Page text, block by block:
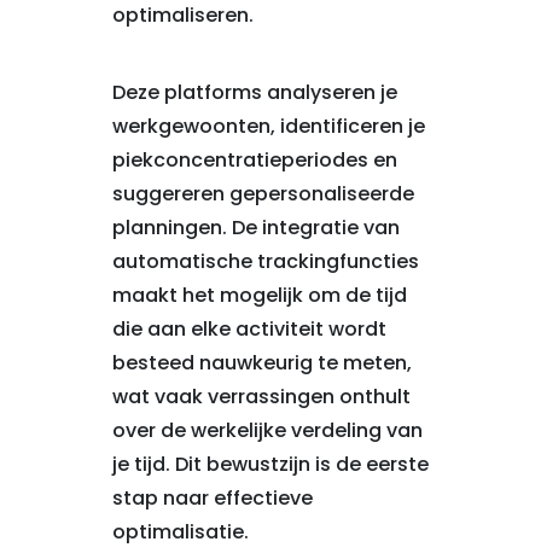
optimaliseren.
Deze platforms analyseren je
werkgewoonten, identificeren je
piekconcentratieperiodes en
suggereren gepersonaliseerde
planningen. De integratie van
automatische trackingfuncties
maakt het mogelijk om de tijd
die aan elke activiteit wordt
besteed nauwkeurig te meten,
wat vaak verrassingen onthult
over de werkelijke verdeling van
je tijd. Dit bewustzijn is de eerste
stap naar effectieve
optimalisatie.